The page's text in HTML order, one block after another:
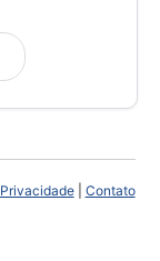
Privacidade| Contato